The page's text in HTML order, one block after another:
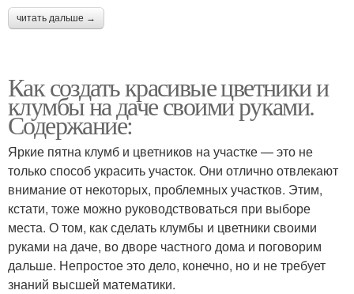
читать дальше →
Как создать красивые цветники и
клумбы на даче своими руками.
Содержание:
Яркие пятна клумб и цветников на участке — это не
только способ украсить участок. Они отлично отвлекают
внимание от некоторых, проблемных участков. Этим,
кстати, тоже можно руководствоваться при выборе
места. О том, как сделать клумбы и цветники своими
руками на даче, во дворе частного дома и поговорим
дальше. Непростое это дело, конечно, но и не требует
знаний высшей математики.